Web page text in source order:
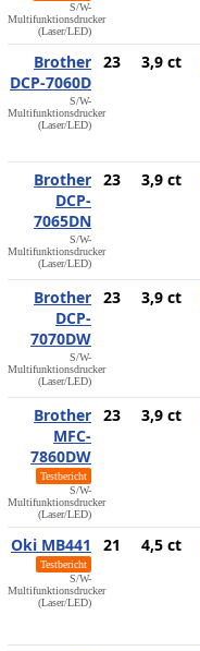
S/W-
Multifunktionsdrucker
(Laser/LED)
Brother
DCP-7060D
S/W-
Multifunktionsdrucker
(Laser/LED)
23 3,9 ct
Brother
DCP-
7065DN
S/W-
Multifunktionsdrucker
(Laser/LED)
23 3,9 ct
Brother
DCP-
7070DW
S/W-
Multifunktionsdrucker
(Laser/LED)
23 3,9 ct
Brother
MFC-
7860DW
Testbericht
S/W-
Multifunktionsdrucker
(Laser/LED)
23 3,9 ct
Oki MB441
Testbericht
S/W-
Multifunktionsdrucker
(Laser/LED)
21 4,5 ct